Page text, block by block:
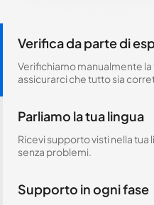
Verifica da parte di
Verifichiamo manualmente
assicurarci che tutto sia
Parliamo la tua lingua
Ricevi supporto visti nella
senza problemi.
Supporto in ogni fase